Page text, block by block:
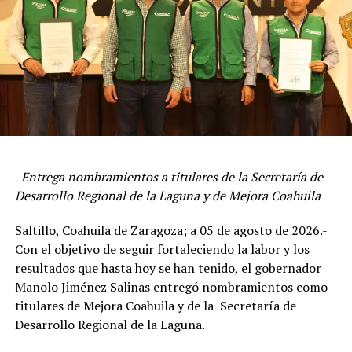
Agregó que por eso y con mucho orgullo, en la entidad
decimos que la cuna del Ejército es Coahuila, y que a eso
parte de las y los coahuilenses hacia nuestro glorioso
Ejército Mexicano.
El Mandatario estatal informó que esta es la primera
exposición de este tipo que se inaugura en México en
2026, por lo que agradeció al Ejército Mexicano por tal
Entrega nombramientos a titulares de la Secretaría de
Desarrollo Regional de la Laguna y de Mejora Coahuila
Saltillo, Coahuila de Zaragoza; a 05 de agosto de 2026.-
Con el objetivo de seguir fortaleciendo la labor y los
resultados que hasta hoy se han tenido, el gobernador
Manolo Jiménez Salinas entregó nombramientos como
titulares de Mejora Coahuila y de la Secretaría de
Desarrollo Regional de la Laguna.